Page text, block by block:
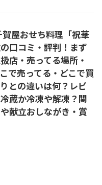
屋おせち料理「祝華
口コミ・評判！まず
店・売ってる場所・
で売ってる・どこで買
との違いは何？レビ
蔵か冷凍や解凍？関
献立おしながき・賞